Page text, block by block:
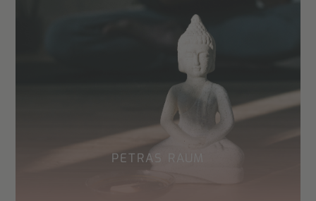
PETRAS RAUM